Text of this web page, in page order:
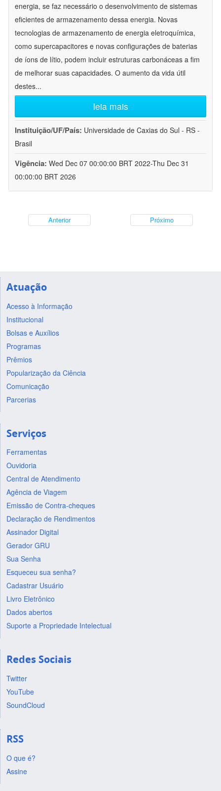
energia, se faz necessário o desenvolvimento de sistemas
eficientes de armazenamento dessa energia. Novas
tecnologias de armazenamento de energia eletroquímica,
como supercapacitores e novas configurações de baterias
de íons de lítio, podem incluir estruturas carbonáceas a fim
de melhorar suas capacidades. O aumento da vida útil
destes...
leia mais
Instituição/UF/País: Universidade de Caxias do Sul - RS -
Brasil
Vigência: Wed Dec 07 00:00:00 BRT 2022-Thu Dec 31
00:00:00 BRT 2026
Anterior Próximo
Atuação
Acesso à Informação
Institucional
Bolsas e Auxílios
Programas
Prêmios
Popularização da Ciência
Comunicação
Parcerias
Serviços
Ferramentas
Ouvidoria
Central de Atendimento
Agência de Viagem
Emissão de Contra-cheques
Declaração de Rendimentos
Assinador Digital
Gerador GRU
Sua Senha
Esqueceu sua senha?
Cadastrar Usuário
Livro Eletrônico
Dados abertos
Suporte a Propriedade Intelectual
Redes Sociais
Twitter
YouTube
SoundCloud
RSS
O que é?
Assine